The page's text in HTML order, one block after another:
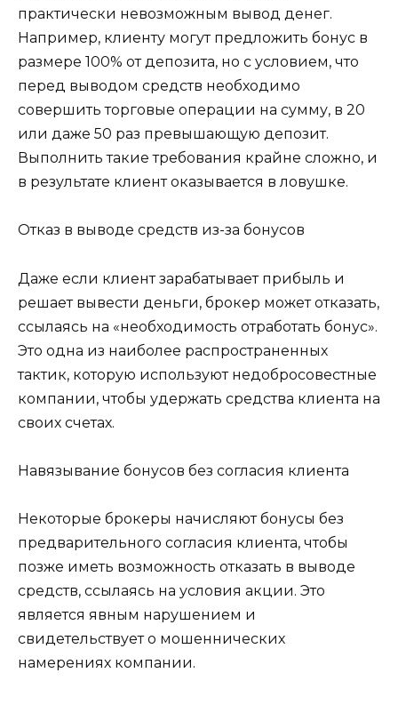
практически невозможным вывод денег.
Например, клиенту могут предложить бонус в
размере 100% от депозита, но с условием, что
перед выводом средств необходимо
совершить торговые операции на сумму, в 20
или даже 50 раз превышающую депозит.
Выполнить такие требования крайне сложно, и
в результате клиент оказывается в ловушке.
Отказ в выводе средств из-за бонусов
Даже если клиент зарабатывает прибыль и
решает вывести деньги, брокер может отказать,
ссылаясь на «необходимость отработать бонус».
Это одна из наиболее распространенных
тактик, которую используют недобросовестные
компании, чтобы удержать средства клиента на
своих счетах.
Навязывание бонусов без согласия клиента
Некоторые брокеры начисляют бонусы без
предварительного согласия клиента, чтобы
позже иметь возможность отказать в выводе
средств, ссылаясь на условия акции. Это
является явным нарушением и
свидетельствует о мошеннических
намерениях компании.